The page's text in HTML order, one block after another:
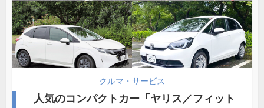
クルマ・サービス
人気のコンパクトカー「ヤリス／フィット